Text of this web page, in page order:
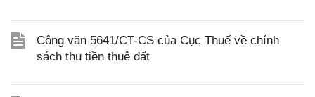
Công văn 5641/CT-CS của Cục Thuế về chính
sách thu tiền thuê đất